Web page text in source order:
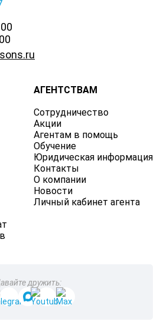
АГЕНТСТВАМ
Сотрудничество
Акции
Агентам в помощь
Обучение
Юридическая информация
Контакты
О компании
Новости
Личный кабинет агента
дружить: